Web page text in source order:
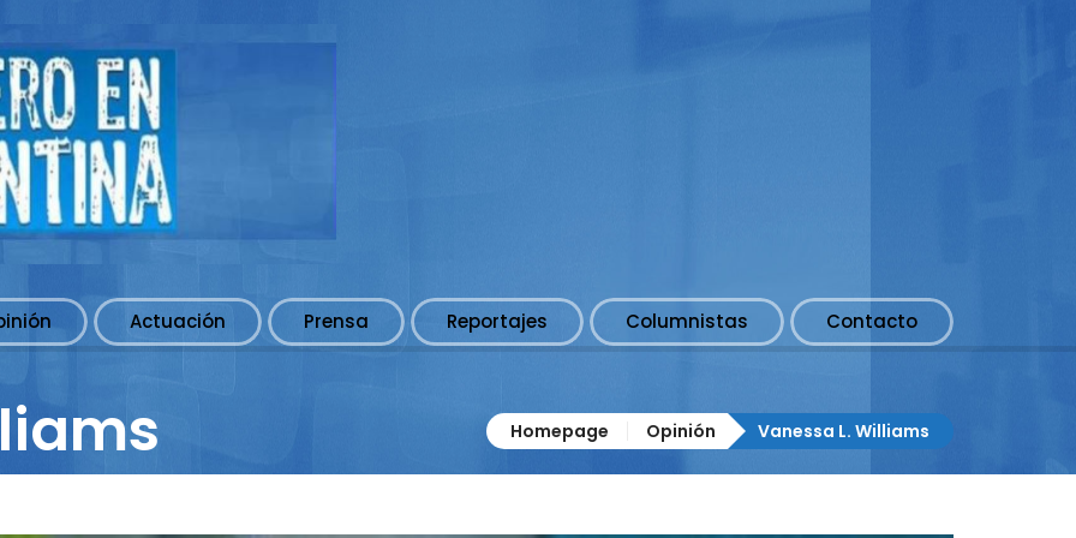
Actuación Prensa Reportajes Columnistas Contacto
Homepage Opinión Vanessa L. Williams